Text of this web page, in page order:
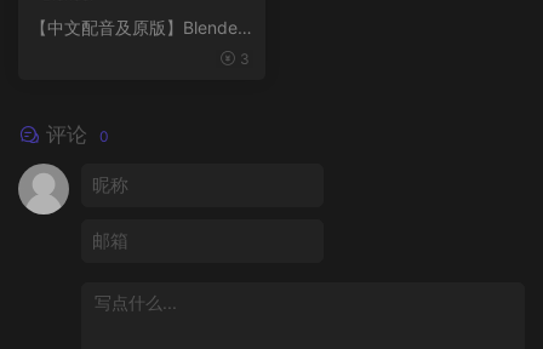
【中文配音及原版】Blender
3
评论 0